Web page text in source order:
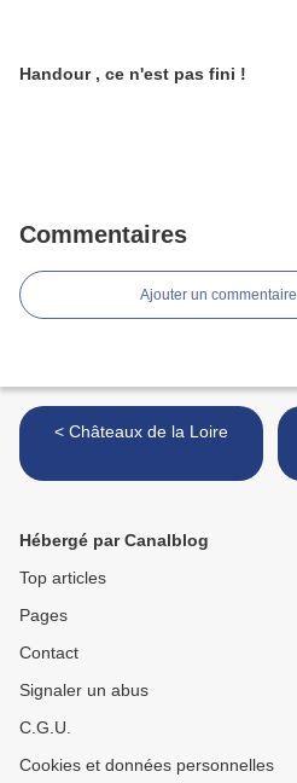
Handour , ce n'est pas fini !
Commentaires
Ajouter un commentaire
< Châteaux de la Loire
Hébergé par Canalblog
Top articles
Pages
Contact
Signaler un abus
C.G.U.
Cookies et données personnelles